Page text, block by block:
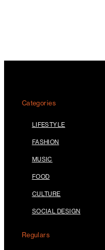
Categories
LIFESTYLE
FASHION
MUSIC
FOOD
CULTURE
SOCIAL DESIGN
Regulars